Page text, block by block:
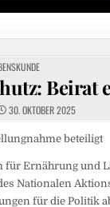
Beirat
30. OKTOBER 2025
beteiligt
für Ernährung und
Nationalen
für die Politik